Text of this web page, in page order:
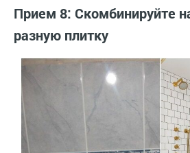
Прием 8: Скомбинируйте
разную плитку